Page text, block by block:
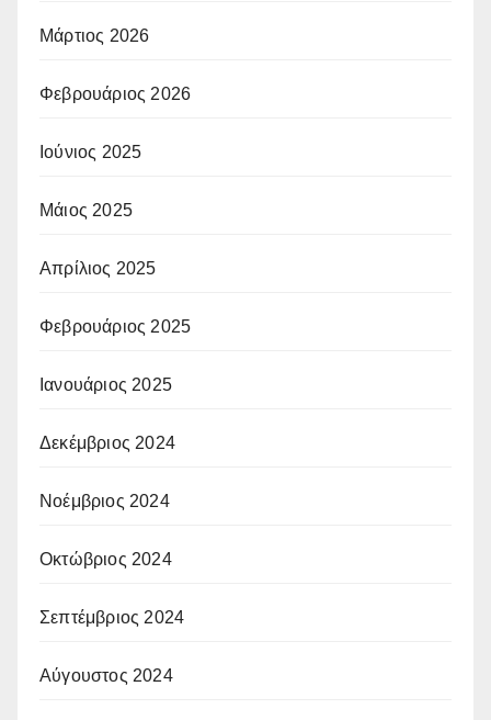
Μάρτιος 2026
Φεβρουάριος 2026
Ιούνιος 2025
Μάιος 2025
Απρίλιος 2025
Φεβρουάριος 2025
Ιανουάριος 2025
Δεκέμβριος 2024
Νοέμβριος 2024
Οκτώβριος 2024
Σεπτέμβριος 2024
Αύγουστος 2024